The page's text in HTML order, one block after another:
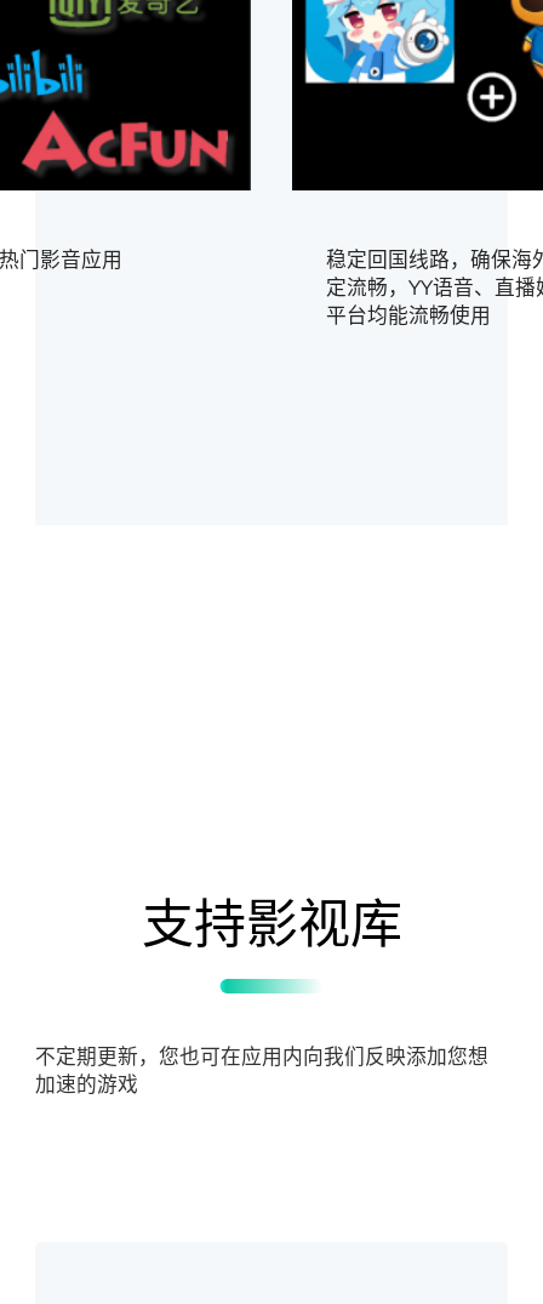
门影音应用
稳定回国线路，确保海
定流畅，YY语音、直
平台均能流畅使用
支持影视库
不定期更新，您也可在应用内向我们反映添加您想
加速的游戏